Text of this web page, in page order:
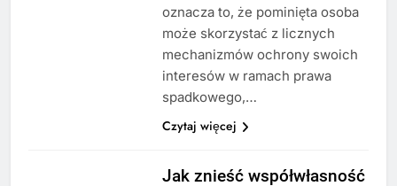
oznacza to, że pominięta osoba
może skorzystać z licznych
mechanizmów ochrony swoich
interesów w ramach prawa
spadkowego,…
Czytaj więcej
Jak znieść współwłasność